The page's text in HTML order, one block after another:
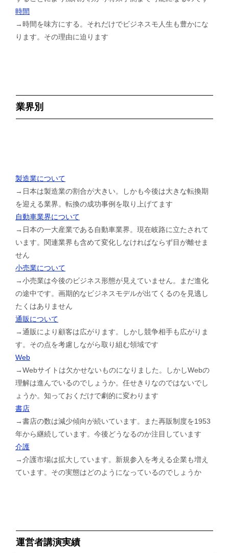
時間
→時間を味方にする。それだけでビジネスモ人生も豊かにな
ります。その理由に迫ります
業界別
製造業について
→日本は製造業の割合が大きい。しかも今後は大きな転換期
を迎える業界。転換の成功事例を取り上げてます
自動車業界について
→日本の一大産業である自動車業界。現在岐路に立たされて
います。関連業界も含めて変化しなければならず目が離せま
せん
小売業について
→小売業は今後のビジネス形態が見えていません。まだ進化
の途中です。画期的なビジネスモデルが出てくるのを見逃し
たくはありません
通販について
→通販により顧客は広がります。しかし競争相手も広がりま
す。その点を考慮しながら取り組む領域です
Web
→Webサイトは欠かせないものになりました。しかしWebの
理解は進んでいるのでしょうか。任せきりなのではないでし
ょうか。知っておくだけで劇的に変わります
書店
→書店の数は減少傾向が続いています。また再販制度を1953
年から継続しています。今後どうなるのか注目しています
介護
→介護市場は拡大しています。新規参入を考える企業も増え
ています。その実態はどのようになっているのでしょうか
運営者講演実績